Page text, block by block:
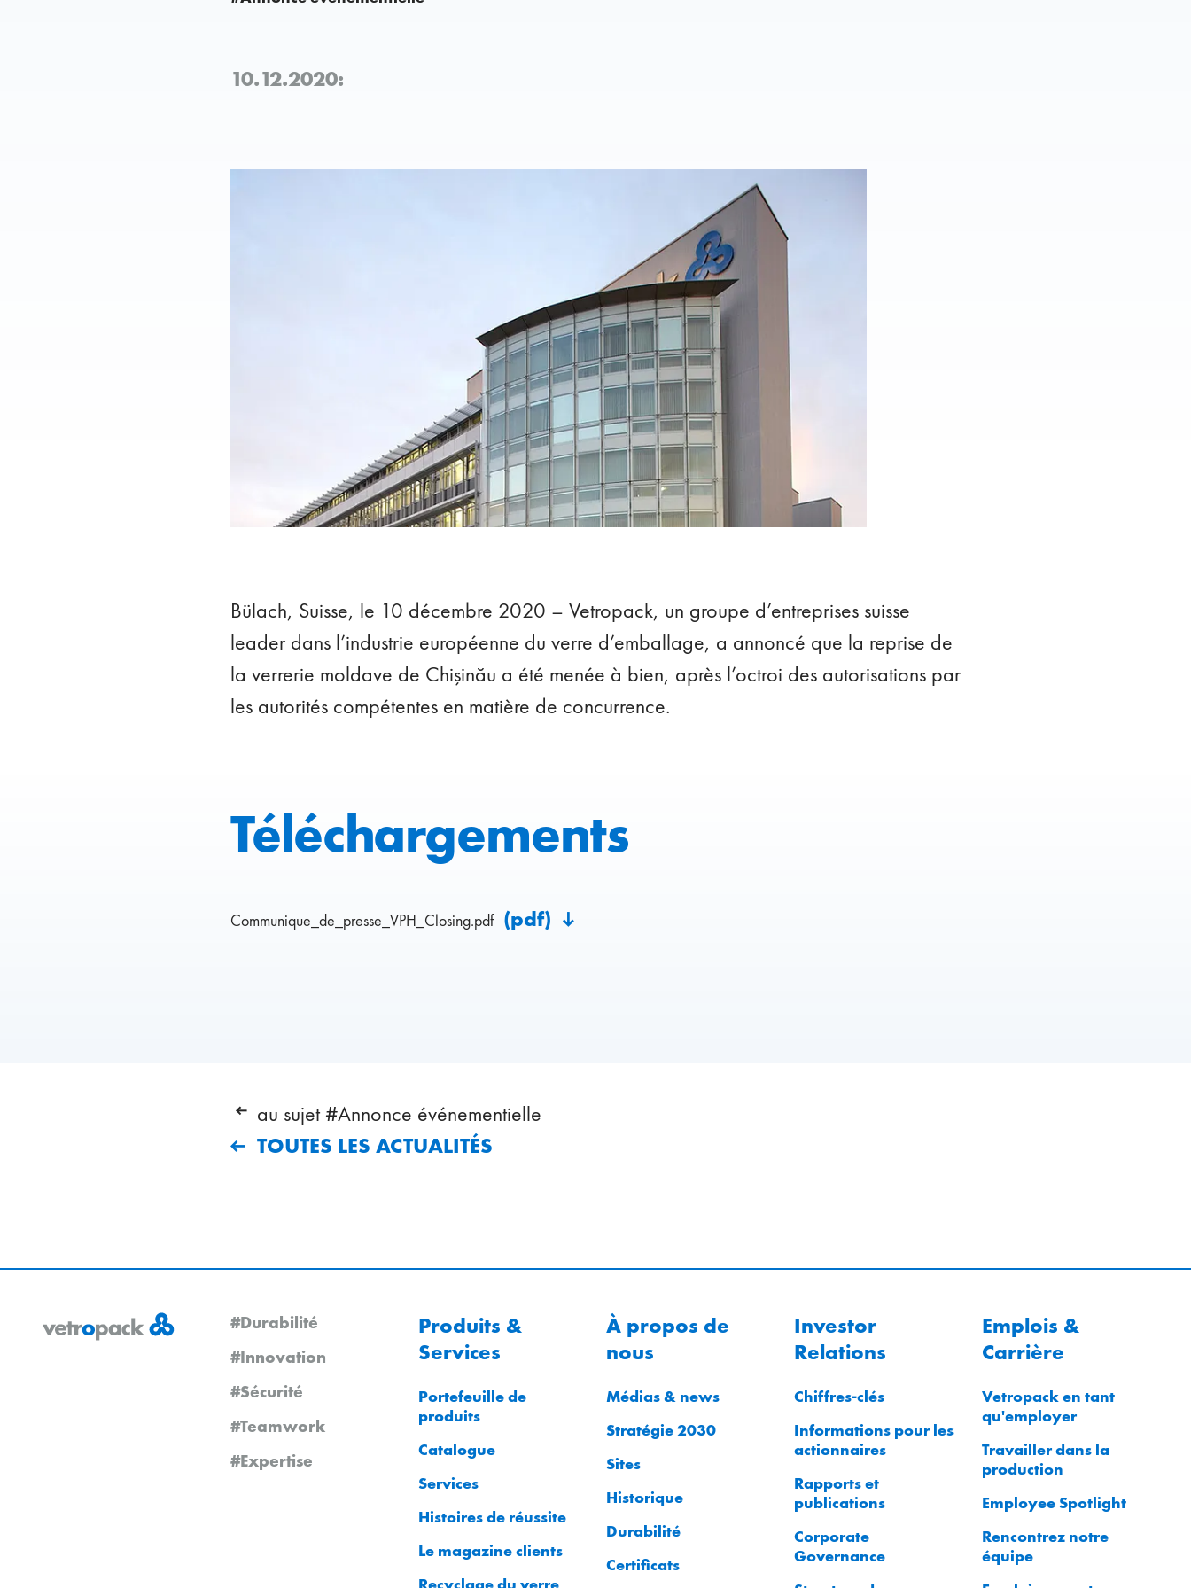
10.12.2020:
Bülach, Suisse, le 10 décembre 2020 – Vetropack, un groupe d’entreprises suisse
leader dans l’industrie européenne du verre d’emballage, a annoncé que la reprise de
la verrerie moldave de Chişinău a été menée à bien, après l’octroi des autorisations par
les autorités compétentes en matière de concurrence.
Téléchargements
Communique_de_presse_VPH_Closing.pdf (pdf)
au sujet #Annonce événementielle
TOUTES LES ACTUALITÉS
#Durabilité
#Innovation
#Sécurité
#Teamwork
#Expertise
Produits &
Services
Portefeuille de
produits
Catalogue
Services
Histoires de réussite
Le magazine clients
Recyclage du verre
À propos de
nous
Médias & news
Stratégie 2030
Sites
Historique
Durabilité
Certificats
Investor
Relations
Chiffres-clés
Informations pour les
actionnaires
Rapports et
publications
Corporate
Governance
Emplois &
Carrière
Vetropack en tant
qu'employer
Travailler dans la
production
Employee Spotlight
Rencontrez notre
équipe